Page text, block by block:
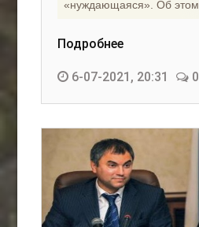
«нуждающаяся». Об этом
Подробнее
6-07-2021, 20:31 0